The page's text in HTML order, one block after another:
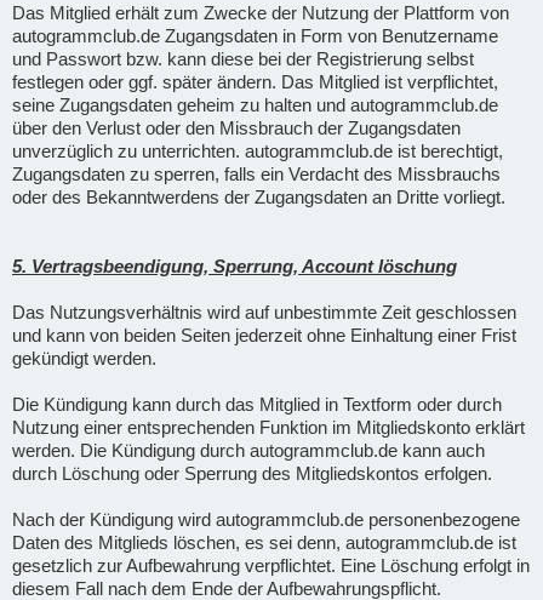
Das Mitglied erhält zum Zwecke der Nutzung der Plattform von
autogrammclub.de Zugangsdaten in Form von Benutzername
und Passwort bzw. kann diese bei der Registrierung selbst
festlegen oder ggf. später ändern. Das Mitglied ist verpflichtet,
seine Zugangsdaten geheim zu halten und autogrammclub.de
über den Verlust oder den Missbrauch der Zugangsdaten
unverzüglich zu unterrichten. autogrammclub.de ist berechtigt,
Zugangsdaten zu sperren, falls ein Verdacht des Missbrauchs
oder des Bekanntwerdens der Zugangsdaten an Dritte vorliegt.
5. Vertragsbeendigung, Sperrung, Account löschung
Das Nutzungsverhältnis wird auf unbestimmte Zeit geschlossen
und kann von beiden Seiten jederzeit ohne Einhaltung einer Frist
gekündigt werden.
Die Kündigung kann durch das Mitglied in Textform oder durch
Nutzung einer entsprechenden Funktion im Mitgliedskonto erklärt
werden. Die Kündigung durch autogrammclub.de kann auch
durch Löschung oder Sperrung des Mitgliedskontos erfolgen.
Nach der Kündigung wird autogrammclub.de personenbezogene
Daten des Mitglieds löschen, es sei denn, autogrammclub.de ist
gesetzlich zur Aufbewahrung verpflichtet. Eine Löschung erfolgt in
diesem Fall nach dem Ende der Aufbewahrungspflicht.